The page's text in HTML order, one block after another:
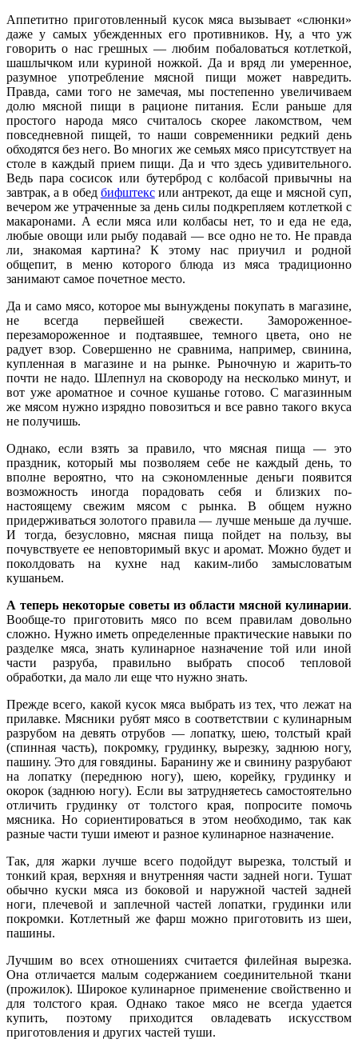
Аппетитно приготовленный кусок мяса вызывает «слюнки»
даже у самых убежденных его противников. Ну, а что уж
говорить о нас грешных — любим побаловаться котлеткой,
шашлычком или куриной ножкой. Да и вряд ли умеренное,
разумное употребление мясной пищи может навредить.
Правда, сами того не замечая, мы постепенно увеличиваем
долю мясной пищи в рационе питания. Если раньше для
простого народа мясо считалось скорее лакомством, чем
повседневной пищей, то наши современники редкий день
обходятся без него. Во многих же семьях мясо присутствует на
столе в каждый прием пищи. Да и что здесь удивительного.
Ведь пара сосисок или бутерброд с колбасой привычны на
завтрак, а в обед бифштексили антрекот, да еще и мясной суп,
вечером же утраченные за день силы подкрепляем котлеткой с
макаронами. А если мяса или колбасы нет, то и еда не еда,
любые овощи или рыбу подавай — все одно не то. Не правда
ли, знакомая картина? К этому нас приучил и родной
общепит, в меню которого блюда из мяса традиционно
занимают самое почетное место.
Да и само мясо, которое мы вынуждены покупать в магазине,
не всегда первейшей свежести. Замороженное-
перезамороженное и подтаявшее, темного цвета, оно не
радует взор. Совершенно не сравнима, например, свинина,
купленная в магазине и на рынке. Рыночную и жарить-то
почти не надо. Шлепнул на сковороду на несколько минут, и
вот уже ароматное и сочное кушанье готово. С магазинным
же мясом нужно изрядно повозиться и все равно такого вкуса
не получишь.
Однако, если взять за правило, что мясная пища — это
праздник, который мы позволяем себе не каждый день, то
вполне вероятно, что на сэкономленные деньги появится
возможность иногда порадовать себя и близких по-
настоящему свежим мясом с рынка. В общем нужно
придерживаться золотого правила — лучше меньше да лучше.
И тогда, безусловно, мясная пища пойдет на пользу, вы
почувствуете ее неповторимый вкус и аромат. Можно будет и
поколдовать на кухне над каким-либо замысловатым
кушаньем.
А теперь некоторые советы из области мясной кулинарии.
Вообще-то приготовить мясо по всем правилам довольно
сложно. Нужно иметь определенные практические навыки по
разделке мяса, знать кулинарное назначение той или иной
части разруба, правильно выбрать способ тепловой
обработки, да мало ли еще что нужно знать.
Прежде всего, какой кусок мяса выбрать из тех, что лежат на
прилавке. Мясники рубят мясо в соответствии с кулинарным
разрубом на девять отрубов — лопатку, шею, толстый край
(спинная часть), покромку, грудинку, вырезку, заднюю ногу,
пашину. Это для говядины. Баранину же и свинину разрубают
на лопатку (переднюю ногу), шею, корейку, грудинку и
окорок (заднюю ногу). Если вы затрудняетесь самостоятельно
отличить грудинку от толстого края, попросите помочь
мясника. Но сориентироваться в этом необходимо, так как
разные части туши имеют и разное кулинарное назначение.
Так, для жарки лучше всего подойдут вырезка, толстый и
тонкий края, верхняя и внутренняя части задней ноги. Тушат
обычно куски мяса из боковой и наружной частей задней
ноги, плечевой и заплечной частей лопатки, грудинки или
покромки. Котлетный же фарш можно приготовить из шеи,
пашины.
Лучшим во всех отношениях считается филейная вырезка.
Она отличается малым содержанием соединительной ткани
(прожилок). Широкое кулинарное применение свойственно и
для толстого края. Однако такое мясо не всегда удается
купить, поэтому приходится овладевать искусством
приготовления и других частей туши.